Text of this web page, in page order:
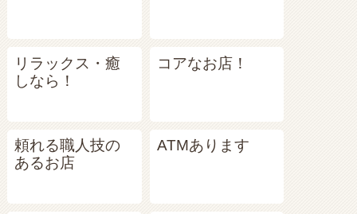
リラックス・癒
しなら！
コアなお店！
頼れる職人技の
あるお店
ATMあります